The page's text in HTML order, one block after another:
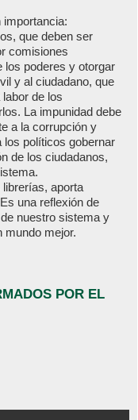
importancia:
que deben ser
comisiones
los poderes y otorgar
y al ciudadano, que
de los
La impunidad debe
a la corrupción y
los políticos gobernar
de los ciudadanos,
aporta
una reflexión de
nuestro sistema y
mundo mejor.
POR EL